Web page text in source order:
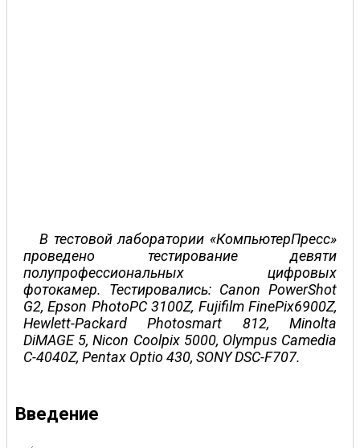
В тестовой лаборатории «КомпьютерПресс»
проведено тестирование девяти
полупрофессиональных цифровых
фотокамер. Тестировались: Canon PowerShot
G2, Epson PhotoPC 3100Z, Fujifilm FinePix6900Z,
Hewlett-Packard Photosmart 812, Minolta
DiMAGE 5, Nicon Coolpix 5000, Olympus Camedia
C-4040Z, Pentax Optio 430, SONY DSC-F707.
Введение